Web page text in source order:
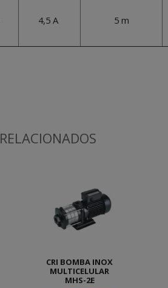
4,5 A 5 m
RELACIONADOS
CRI BOMBA INOX
MULTICELULAR
MHS-2E